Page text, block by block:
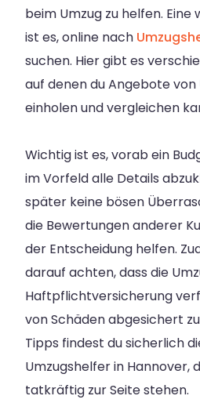
beim Umzug zu helfen.
ist es, online nach
suchen. Hier gibt es
auf denen du Angebote
einholen und vergleichen
Wichtig ist es, vorab ein
im Vorfeld alle Details
später keine bösen
die Bewertungen anderer
der Entscheidung helfen.
darauf achten, dass die
Haftpflichtversicherung
von Schäden abgesichert
Tipps findest du sicherlich
Umzugshelfer in Hannover,
tatkräftig zur Seite stehen.